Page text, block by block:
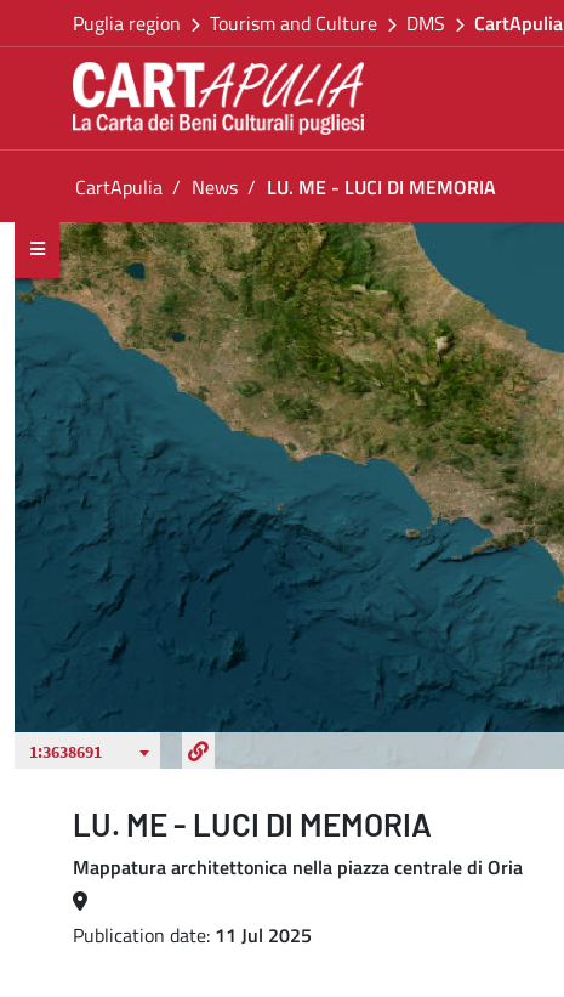
Skip to Content
Go back to the homepage
Go to navigation menu
Go to content
Go to the footer
Puglia region Tourism and Culture DMS CartApulia
You are in:
CartApulia News LU. ME - LUCI DI MEMORIA
LU. ME - LUCI DI MEMORIA
LU. ME - LUCI DI MEMORIA
Mappatura architettonica nella piazza centrale di Oria
Publication date: 11 Jul 2025